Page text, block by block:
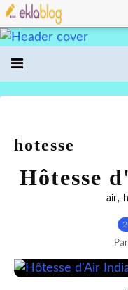
hotesse
Hôtesse
air,